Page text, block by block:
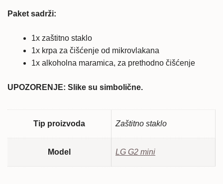
Paket sadrži:
1x zaštitno staklo
1x krpa za čišćenje od mikrovlakana
1x alkoholna maramica, za prethodno čišćenje
UPOZORENJE: Slike su simbolične.
Tip proizvoda Zaštitno staklo
Model LG G2 mini